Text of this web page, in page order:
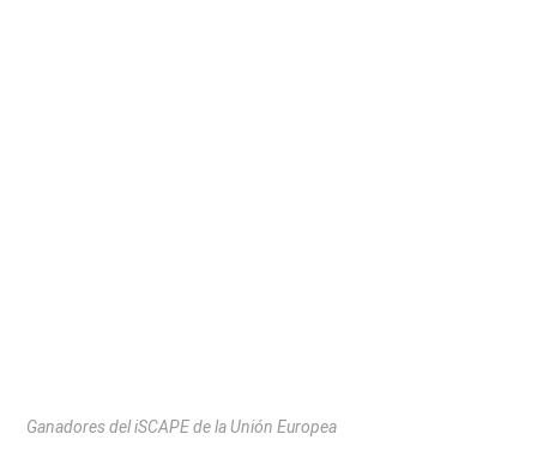
Ganadores del iSCAPE de la Unión Europea